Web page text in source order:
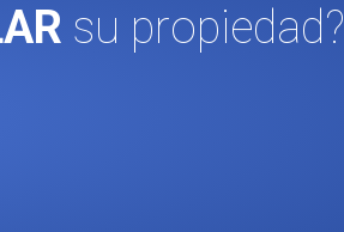
su propiedad?